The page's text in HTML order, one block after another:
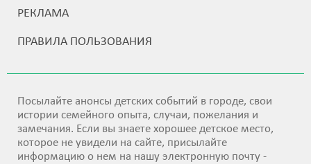
РЕКЛАМА
ПРАВИЛА ПОЛЬЗОВАНИЯ
Посылайте анонсы детских событий в городе, свои
истории семейного опыта, случаи, пожелания и
замечания. Если вы знаете хорошее детское место,
которое не увидели на сайте, присылайте
информацию о нем на нашу электронную почту -